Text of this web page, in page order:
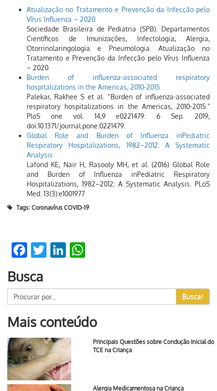
Atualização no Tratamento e Prevenção da Infecção pelo
Vírus Influenza – 2020
Sociedade Brasileira de Pediatria (SPB). Departamentos
Científicos de Imunizações, Infectologia, Alergia,
Otorrinolaringologia e Pneumologia. Atualização no
Tratamento e Prevenção da Infecção pelo Vírus Influenza
– 2020
Burden of influenza-associated respiratory
hospitalizations in the Americas, 2010-2015
Palekar, Rakhee S et al. “Burden of influenza-associated
respiratory hospitalizations in the Americas, 2010-2015.”
PloS one vol. 14,9 e0221479. 6 Sep. 2019,
doi:10.1371/journal.pone.0221479.
Global Role and Burden of Influenza inPediatric
Respiratory Hospitalizations, 1982–2012: A Systematic
Analysis
Lafond KE, Nair H, Rasooly MH, et al. (2016) Global Role
and Burden of Influenza inPediatric Respiratory
Hospitalizations, 1982–2012: A Systematic Analysis. PLoS
Med. 13(3):e1001977
Tags: Coronavírus COVID-19
Facebook
TwitterLinkedIn
Busca
Buscar
Mais conteúdo
Principais Questões sobre Condução Inicial do
TCE na Criança
Alergia Medicamentosa na Criança